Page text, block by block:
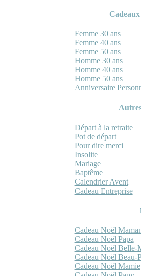
Femme 30 ans
Femme 40 ans
Femme 50 ans
Homme 30 ans
Homme 40 ans
Homme 50 ans
Anniversaire
Départ à la retraite
Pot de départ
Pour dire merci
Insolite
Mariage
Baptême
Calendrier Avent
Cadeau Entreprise
Cadeau Noël
Cadeau Noël Papa
Cadeau Noël Belle-
Cadeau Noël Beau-
Cadeau Noël Mamie